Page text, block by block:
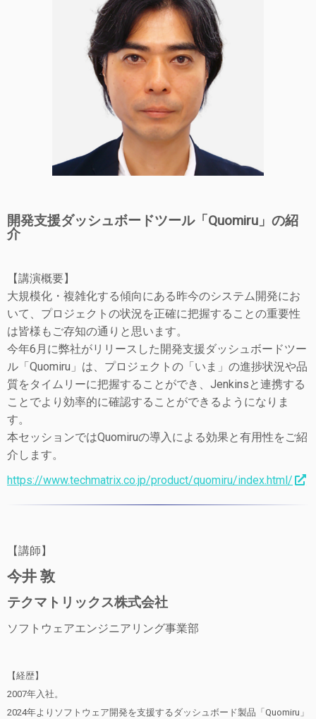
開発支援ダッシュボードツール「Quomiru」の紹
介
【講演概要】
大規模化・複雑化する傾向にある昨今のシステム開発にお
いて、プロジェクトの状況を正確に把握することの重要性
は皆様もご存知の通りと思います。
今年6月に弊社がリリースした開発支援ダッシュボードツー
ル「Quomiru」は、プロジェクトの「いま」の進捗状況や品
質をタイムリーに把握することができ、Jenkinsと連携する
ことでより効率的に確認することができるようになりま
す。
本セッションではQuomiruの導入による効果と有用性をご紹
介します。
https://www.techmatrix.co.jp/product/quomiru/index.html/
【講師】
今井 敦
テクマトリックス株式会社
ソフトウェアエンジニアリング事業部
【経歴】
2007年入社。
2024年よりソフトウェア開発を支援するダッシュボード製品「Quomiru」